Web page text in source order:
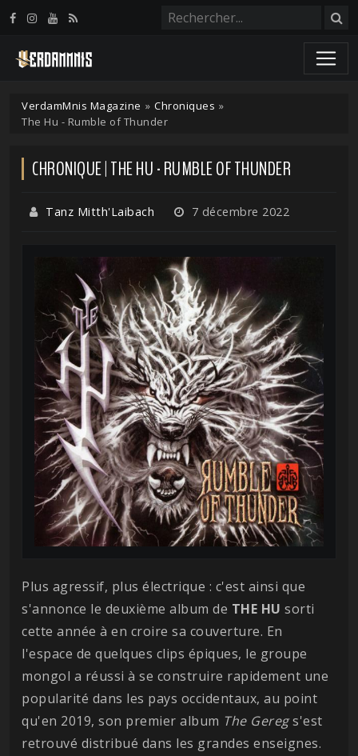
VerdamMnis Magazine » Chroniques »
The Hu - Rumble of Thunder
CHRONIQUE | THE HU - RUMBLE OF THUNDER
Tanz Mitth'Laibach 7 décembre 2022
Plus agressif, plus électrique : c'est ainsi que
s'annonce le deuxième album de THE HU sorti
cette année à en croire sa couverture. En
l'espace de quelques clips épiques, le groupe
mongol a réussi à se construire rapidement une
popularité dans les pays occidentaux, au point
qu'en 2019, son premier album The Geregs'est
retrouvé distribué dans les grandes enseignes.
Panneau de gestion des cookies